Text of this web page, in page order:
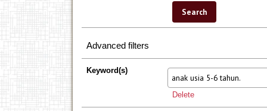
Advanced filters
Keyword(s)
Delete